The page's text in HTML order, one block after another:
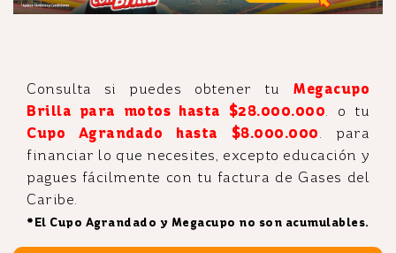
Consulta si puedes obtener tu
Megacupo
Brilla para motos hasta $28.000.000. o tu
Cupo Agrandado hasta $8.000.000. para
financiar lo que necesites, excepto educación y
pagues fácilmente con tu factura de Gases del
Caribe.
*El Cupo Agrandado y Megacupo no son acumulables.